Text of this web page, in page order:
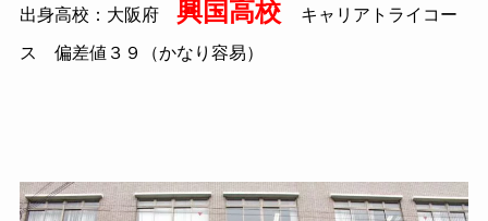
出身高校：大阪府 興国高校 キャリアトライコー
ス 偏差値３９（かなり容易）